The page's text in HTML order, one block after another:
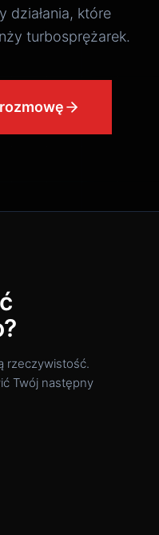
działania, które
turbosprężarek.
rzeczywistość.
Twój następny